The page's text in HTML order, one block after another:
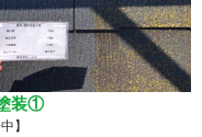
装①
】